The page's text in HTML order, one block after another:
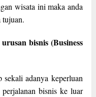
wisata ini maka anda
tujuan.
bisnis (Business
adanya keperluan
bisnis ke luar